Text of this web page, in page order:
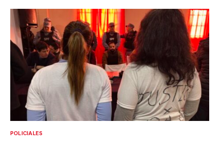
POLICIALES